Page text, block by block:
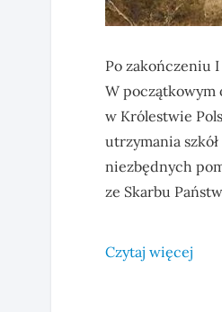
Po zakończeniu
W początkowym
w Królestwie
utrzymania
niezbędnych
ze Skarbu
Czytaj więcej